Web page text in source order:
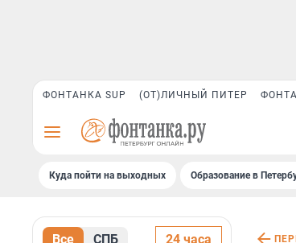
ФОНТАНКА SUP (ОТ)ЛИЧНЫЙ ПИТЕР
Куда пойти на выходных Образование в
Все СПБ 24 часа